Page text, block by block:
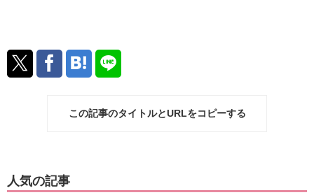
この記事のタイトルとURLをコピーする
人気の記事